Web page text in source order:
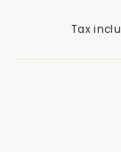
Tax